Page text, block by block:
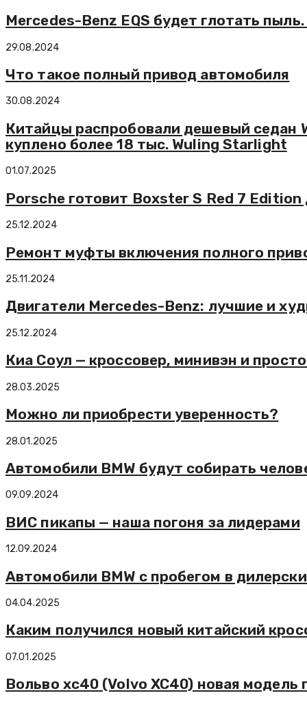
Mercedes-Benz EQS будет глотать
29.08.2024
Что такое полный привод автомобиля
30.08.2024
Китайцы распробовали дешевый седан
куплено более 18 тыс. Wuling Starlight
01.07.2025
Porsche готовит Boxster S Red 7
25.12.2024
Ремонт муфты включения полного
25.11.2024
Двигатели Mercedes-Benz: лучшие и
25.12.2024
Киа Соул — кроссовер, минивэн и
28.03.2025
Можно ли приобрести уверенность?
28.01.2025
Автомобили BMW будут собирать
09.09.2024
ВИС пикапы — наша погоня за лидерами
12.09.2024
Автомобили BMW с пробегом в
04.04.2025
Каким получился новый китайский
07.01.2025
Вольво xc40 (Volvo XC40) новая модель